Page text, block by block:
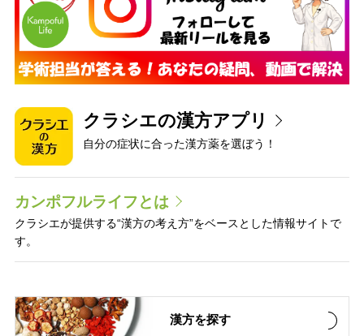
クラシエの漢方アプリ
自分の症状に合った漢方薬を選ぼう！
カンポフルライフとは
クラシエが提供する“漢方の考え方”をベースとした情報サイトで
す。
漢方を探す